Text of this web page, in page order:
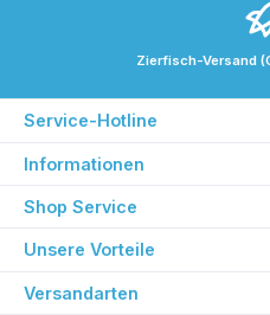
Zierfisch-Versand
Service-Hotline
Informationen
Shop Service
Unsere Vorteile
Versandarten